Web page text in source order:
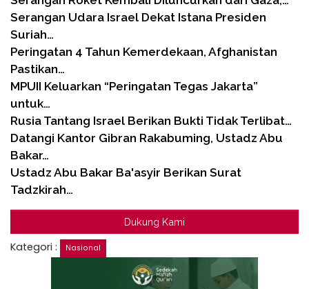
Serangan Udara Israel Dekat Istana Presiden
Suriah…
Peringatan 4 Tahun Kemerdekaan, Afghanistan
Pastikan…
MPUII Keluarkan “Peringatan Tegas Jakarta”
untuk…
Rusia Tantang Israel Berikan Bukti Tidak Terlibat…
Datangi Kantor Gibran Rakabuming, Ustadz Abu
Bakar…
Ustadz Abu Bakar Ba'asyir Berikan Surat
Tadzkirah…
Dukung Kami
Kategori : Nasional